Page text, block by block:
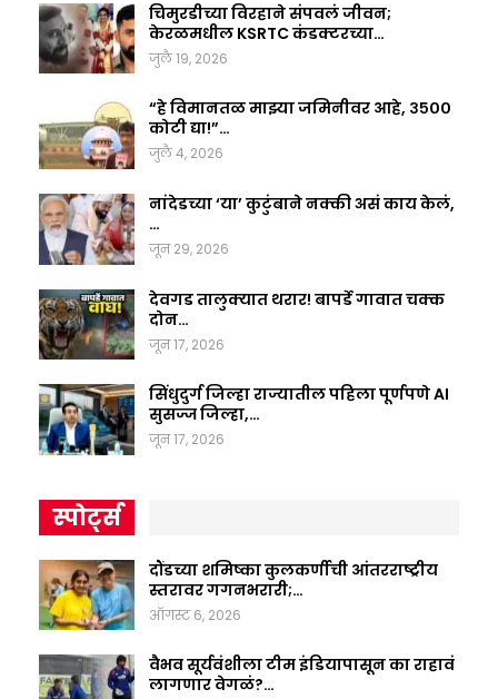
चिमुरडीच्या विरहाने संपवलं जीवन;
केरळमधील KSRTC कंडक्टरच्या…
जुलै 19, 2026
“हे विमानतळ माझ्या जमिनीवर आहे, ३५००
कोटी द्या!”…
जुलै 4, 2026
नांदेडच्या ‘या’ कुटुंबाने नक्की असं काय केलं,
…
जून 29, 2026
देवगड तालुक्यात थरार! बापर्डे गावात चक्क
दोन…
जून 17, 2026
सिंधुदुर्ग जिल्हा राज्यातील पहिला पूर्णपणे AI
सुसज्ज जिल्हा,…
जून 17, 2026
स्पोर्ट्स
दौंडच्या शमिष्का कुलकर्णीची आंतरराष्ट्रीय
स्तरावर गगनभरारी;…
ऑगस्ट 6, 2026
वैभव सूर्यवंशीला टीम इंडियापासून का राहावं
लागणार वेगळं?…